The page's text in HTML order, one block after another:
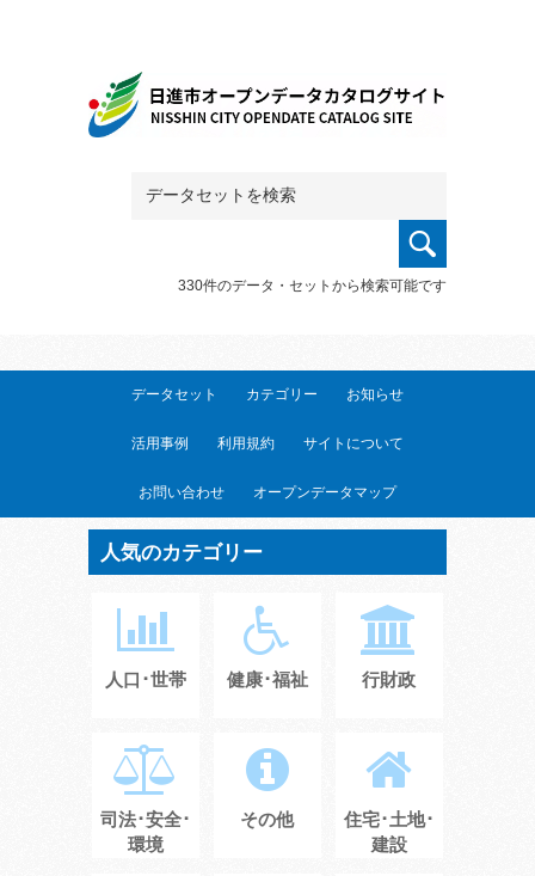
330件のデータ・セットから検索可能です
データセット カテゴリー お知らせ
活用事例 利用規約 サイトについて
お問い合わせ オープンデータマップ
人気のカテゴリー
人口･世帯 健康･福祉 行財政
司法･安全･
環境
その他
住宅･土地･
建設